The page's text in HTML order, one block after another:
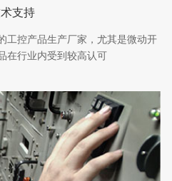
支持
工控产品生产厂家，尤其是微动开
在行业内受到较高认可